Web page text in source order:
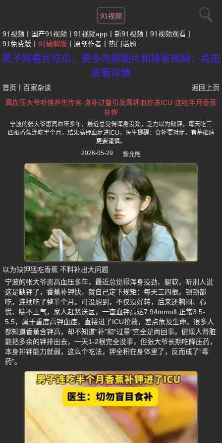
91视频
91视频 国产91视频 91视频app 新91视频
91视频观看
91免费版
91破解版 原创作者 热门话题
黑子网看片吃瓜，更多内部图片和独家视频：点击
查看详情
首页 百家杂谈
返回上页
高血压大爷听信养生传言-食补过量引发高钾血症进ICU-连吃半月香蕉
补钾
宁波的张大爷患高血压多年，最近总觉得浑身没劲，乏力以为缺钾，每天吃三
四根香蕉连吃半个月，结果高钾血症进ICU。医生提醒：食补要对症，有基础病
更要谨慎。
2026-05-29
黎允熙
以为缺钾猛吃香蕉 不料补出大问题
宁波的张大爷患高血压多年，最近总觉得浑身没劲、腿软，听别人说
这是缺钾了，香蕉补钾快，就自己定下规矩：每天三四根，顿顿都
吃，连续吃了整半个月。可没想到，不仅没好转，后来还胸闷、心
慌、喘不上气，家人赶紧送医，一查血钾高达7.94mmolL正常3.5-
5.5，属于重度高钾血症，直接进了ICU抢救，差点危及生命。很多人
都知道香蕉含钾高，却不知道“补”和“过量”完全是两回事。健康人肾脏
能把多余的钾排出去，一天1-2根完全没事，但张大爷长期吃降压药，
本身排钾能力就弱，这么个吃法，钾全积在身体里了，反而成了“毒
药”。